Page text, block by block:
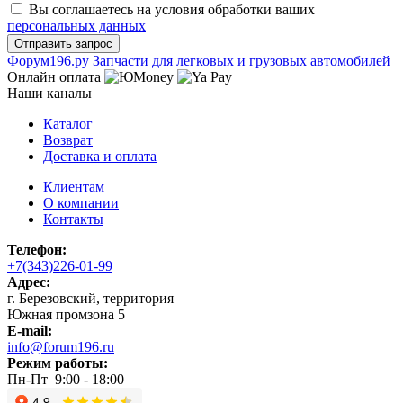
Вы соглашаетесь на условия обработки ваших
персональных данных
Фoрум196.ру Запчасти для легковых и грузовых автомобилей
Онлайн оплата
Наши каналы
Каталог
Возврат
Доставка и оплата
Клиентам
О компании
Контакты
Телефон:
+7(343)226-01-99
Адрес:
г. Березовский, территория
Южная промзона 5
E-mail:
info@forum196.ru
Режим работы:
Пн-Пт 9:00 - 18:00